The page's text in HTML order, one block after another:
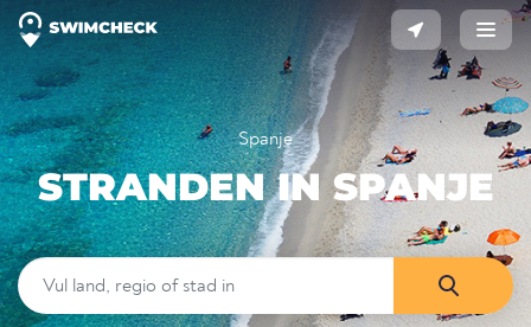
Spanje
STRANDEN IN SPANJE